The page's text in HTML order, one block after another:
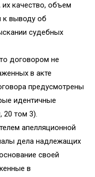
качество, объем
к выводу об
судебных
договором не
в акте
предусмотрены
идентичные
20 том 3).
апелляционной
дела надлежащих
своей
в